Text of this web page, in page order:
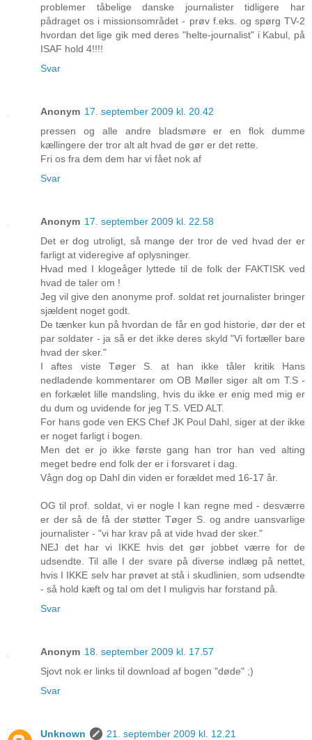
problemer tåbelige danske journalister tidligere har
pådraget os i missionsområdet - prøv f.eks. og spørg TV-2
hvordan det lige gik med deres "helte-journalist" i Kabul, på
ISAF hold 4!!!!
Svar
Anonym 17. september 2009 kl. 20.42
pressen og alle andre bladsmøre er en flok dumme
kællingere der tror alt alt hvad de gør er det rette.
Fri os fra dem dem har vi fået nok af
Svar
Anonym 17. september 2009 kl. 22.58
Det er dog utroligt, så mange der tror de ved hvad der er
farligt at videregive af oplysninger.
Hvad med I klogeåger lyttede til de folk der FAKTISK ved
hvad de taler om !
Jeg vil give den anonyme prof. soldat ret journalister bringer
sjældent noget godt.
De tænker kun på hvordan de får en god historie, dør der et
par soldater - ja så er det ikke deres skyld "Vi fortæller bare
hvad der sker."
I aftes viste Tøger S. at han ikke tåler kritik Hans
nedladende kommentarer om OB Møller siger alt om T.S -
en forkælet lille mandsling, hvis du ikke er enig med mig er
du dum og uvidende for jeg T.S. VED ALT.
For hans gode ven EKS Chef JK Poul Dahl, siger at der ikke
er noget farligt i bogen.
Men det er jo ikke første gang han tror han ved alting
meget bedre end folk der er i forsvaret i dag.
Vågn dog op Dahl din viden er forældet med 16-17 år.
OG til prof. soldat, vi er nogle I kan regne med - desværre
er der så de få der støtter Tøger S. og andre uansvarlige
journalister - "vi har krav på at vide hvad der sker."
NEJ det har vi IKKE hvis det gør jobbet værre for de
udsendte. Til alle I der svare på diverse indlæg på nettet,
hvis I IKKE selv har prøvet at stå i skudlinien, som udsendte
- så hold kæft og tal om det I muligvis har forstand på.
Svar
Anonym 18. september 2009 kl. 17.57
Sjovt nok er links til download af bogen "døde" ;)
Svar
Unknown
21. september 2009 kl. 12.21